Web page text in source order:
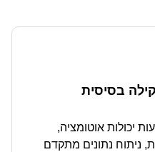
בסיסית
יכולות אוטומציה,
ניתוח נתונים מתקדם